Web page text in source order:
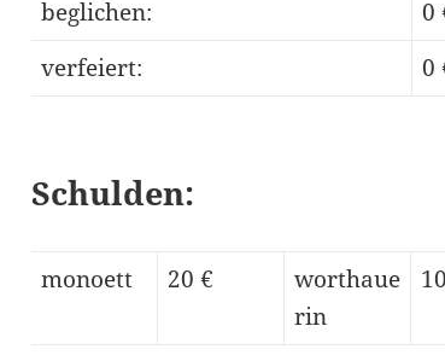
beglichen:
0
verfeiert:
0
Schulden:
monoett 20 €
worthaue
rin